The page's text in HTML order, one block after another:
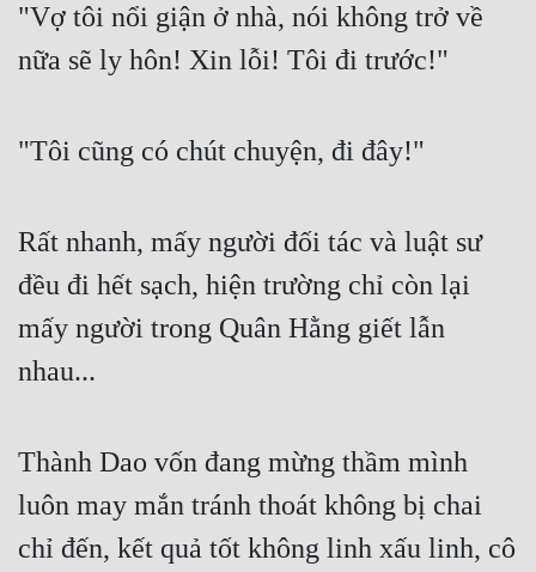
"Vợ tôi nổi giận ở nhà, nói không trở về
nữa sẽ ly hôn! Xin lỗi! Tôi đi trước!"
"Tôi cũng có chút chuyện, đi đây!"
Rất nhanh, mấy người đối tác và luật sư
đều đi hết sạch, hiện trường chỉ còn lại
mấy người trong Quân Hằng giết lẫn
nhau...
Thành Dao vốn đang mừng thầm mình
luôn may mắn tránh thoát không bị chai
chỉ đến, kết quả tốt không linh xấu linh, cô